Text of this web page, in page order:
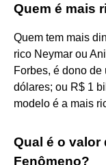
Quem é mais
Quem tem mais
rico Neymar ou
Forbes, é dono
dólares; ou R$ 1
modelo é a mais
Qual é o valor
Fenômeno?